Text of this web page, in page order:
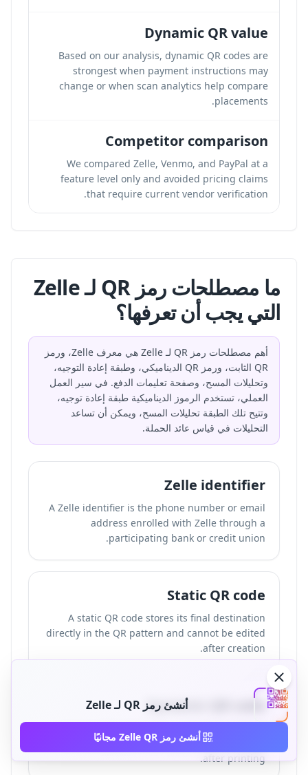
Dynamic QR value
Based on our analysis, dynamic QR codes are
strongest when payment instructions may
change or when scan analytics help compare
placements.
Competitor comparison
We compared Zelle, Venmo, and PayPal at a
feature level only and avoided pricing claims
that require current vendor verification.
ما مصطلحات رمز QR لـ Zelle
التي يجب أن تعرفها؟
أهم مصطلحات رمز QR لـ Zelle هي معرف Zelle، ورمز
QR الثابت، ورمز QR الديناميكي، وطبقة إعادة التوجيه،
وتحليلات المسح، وصفحة تعليمات الدفع. في سير العمل
العملي، تستخدم الرموز الديناميكية طبقة إعادة توجيه،
وتتيح تلك الطبقة تحليلات المسح، ويمكن أن تساعد
التحليلات في قياس عائد الحملة.
Zelle identifier
A Zelle identifier is the phone number or email
address enrolled with Zelle through a
participating bank or credit union.
Static QR code
A static QR code stores its final destination
directly in the QR pattern and cannot be edited
after creation.
Dynamic QR code
A dynamic QR code stores a managed redirect
URL, allowing the final destination to change
after printing.
أنشئ رمز QR لـ Zelle
أنشئ رمز Zelle QR مجانيًا